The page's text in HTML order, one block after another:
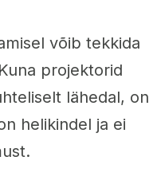
võib tekkida
projektorid
lähedal, on
helikindel ja ei